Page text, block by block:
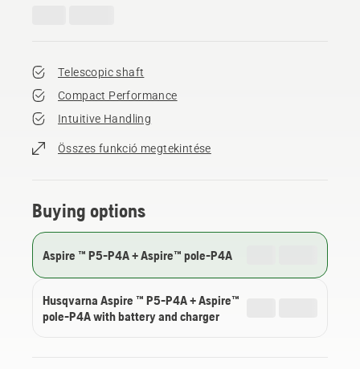
Telescopic shaft
Compact Performance
Intuitive Handling
Összes funkció megtekintése
Buying options
Aspire ™ P5-P4A + Aspire™ pole-P4A
Husqvarna Aspire ™ P5-P4A + Aspire™
pole-P4A with battery and charger